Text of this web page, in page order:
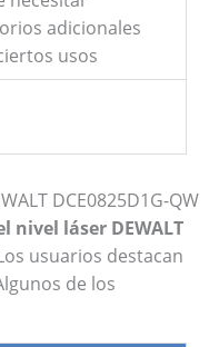
adicionales
usos
DCE0825D1G-QW
nivel láser DEWALT
usuarios destacan
de los